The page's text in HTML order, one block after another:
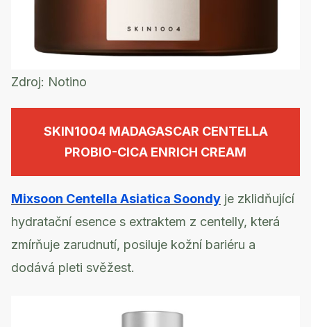
Zdroj: Notino
SKIN1004 MADAGASCAR CENTELLA
PROBIO-CICA ENRICH CREAM
Mixsoon Centella Asiatica Soondy je zklidňující
hydratační esence s extraktem z centelly, která
zmírňuje zarudnutí, posiluje kožní bariéru a
dodává pleti svěžest.